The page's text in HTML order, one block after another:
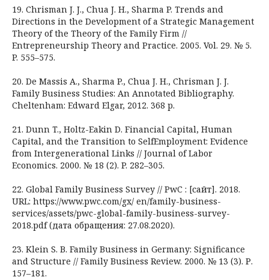
19. Chrisman J. J., Chua J. H., Sharma P. Trends and
Directions in the Development of a Strategic Management
Theory of the Theory of the Family Firm //
Entrepreneurship Theory and Practice. 2005. Vol. 29. № 5.
P. 555–575.
20. De Massis A., Sharma P., Chua J. H., Chrisman J. J.
Family Business Studies: An Annotated Bibliography.
Cheltenham: Edward Elgar, 2012. 368 p.
21. Dunn T., Holtz-Eakin D. Financial Capital, Human
Capital, and the Transition to SelfEmployment: Evidence
from Intergenerational Links // Journal of Labor
Economics. 2000. № 18 (2). P. 282–305.
22. Global Family Business Survey // PwC : [сайт]. 2018.
URL: https://www.pwc.com/gx/ en/family-business-
services/assets/pwc-global-family-business-survey-
2018.pdf (дата обращения: 27.08.2020).
23. Klein S. B. Family Business in Germany: Significance
and Structure // Family Business Review. 2000. № 13 (3). Р.
157–181.